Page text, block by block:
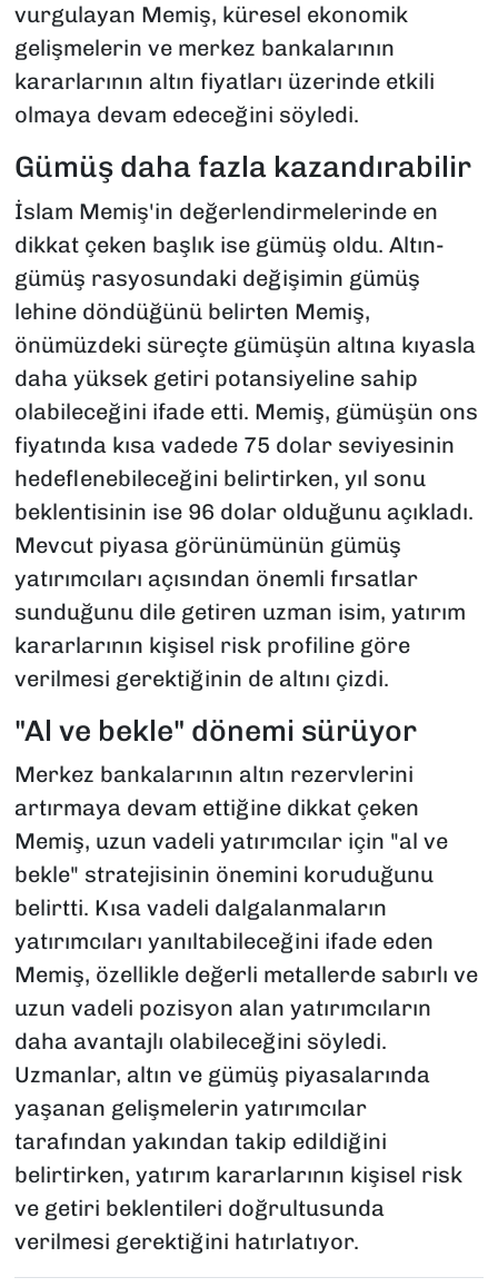
vurgulayan Memiş, küresel ekonomik
gelişmelerin ve merkez bankalarının
kararlarının altın fiyatları üzerinde etkili
olmaya devam edeceğini söyledi.
Gümüş daha fazla kazandırabilir
İslam Memiş'in değerlendirmelerinde en
dikkat çeken başlık ise gümüş oldu. Altın-
gümüş rasyosundaki değişimin gümüş
lehine döndüğünü belirten Memiş,
önümüzdeki süreçte gümüşün altına kıyasla
daha yüksek getiri potansiyeline sahip
olabileceğini ifade etti. Memiş, gümüşün ons
fiyatında kısa vadede 75 dolar seviyesinin
hedeflenebileceğini belirtirken, yıl sonu
beklentisinin ise 96 dolar olduğunu açıkladı.
Mevcut piyasa görünümünün gümüş
yatırımcıları açısından önemli fırsatlar
sunduğunu dile getiren uzman isim, yatırım
kararlarının kişisel risk profiline göre
verilmesi gerektiğinin de altını çizdi.
"Al ve bekle" dönemi sürüyor
Merkez bankalarının altın rezervlerini
artırmaya devam ettiğine dikkat çeken
Memiş, uzun vadeli yatırımcılar için "al ve
bekle" stratejisinin önemini koruduğunu
belirtti. Kısa vadeli dalgalanmaların
yatırımcıları yanıltabileceğini ifade eden
Memiş, özellikle değerli metallerde sabırlı ve
uzun vadeli pozisyon alan yatırımcıların
daha avantajlı olabileceğini söyledi.
Uzmanlar, altın ve gümüş piyasalarında
yaşanan gelişmelerin yatırımcılar
tarafından yakından takip edildiğini
belirtirken, yatırım kararlarının kişisel risk
ve getiri beklentileri doğrultusunda
verilmesi gerektiğini hatırlatıyor.